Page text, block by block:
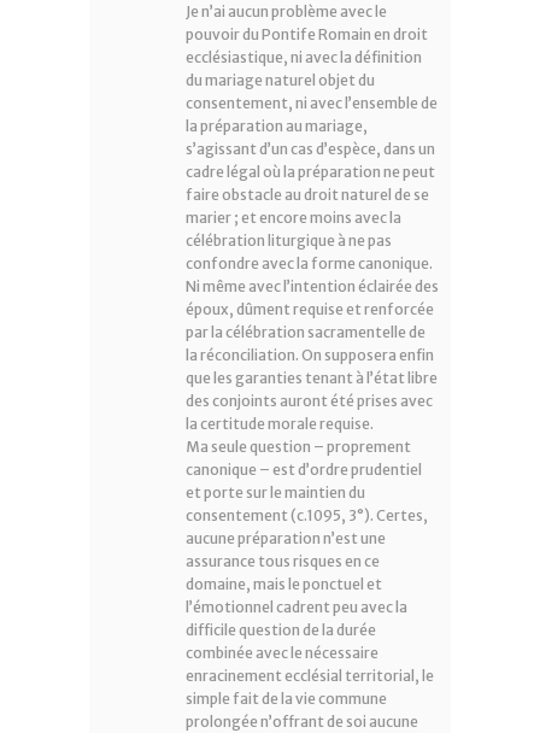
Je n’ai aucun problème avec le
pouvoir du Pontife Romain en droit
ecclésiastique, ni avec la définition
du mariage naturel objet du
consentement, ni avec l’ensemble de
la préparation au mariage,
s’agissant d’un cas d’espèce, dans un
cadre légal où la préparation ne peut
faire obstacle au droit naturel de se
marier ; et encore moins avec la
célébration liturgique à ne pas
confondre avec la forme canonique.
Ni même avec l’intention éclairée des
époux, dûment requise et renforcée
par la célébration sacramentelle de
la réconciliation. On supposera enfin
que les garanties tenant à l’état libre
des conjoints auront été prises avec
la certitude morale requise.
Ma seule question – proprement
canonique – est d’ordre prudentiel
et porte sur le maintien du
consentement (c.1095, 3°). Certes,
aucune préparation n’est une
assurance tous risques en ce
domaine, mais le ponctuel et
l’émotionnel cadrent peu avec la
difficile question de la durée
combinée avec le nécessaire
enracinement ecclésial territorial, le
simple fait de la vie commune
prolongée n’offrant de soi aucune